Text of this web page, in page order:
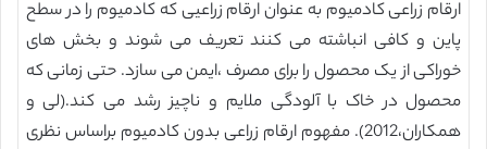
ارقام زراعی کادمیوم به عنوان ارقام زراعیی که کادمیوم را در سطح
پاین و کافی انباشته می کنند تعریف می شوند و بخش های
خوراکی از یک محصول را برای مصرف ،ایمن می سازد. حتی زمانی که
محصول در خاک با آلودگی ملایم و ناچیز رشد می کند.(لی و
همکاران،2012). مفهوم ارقام زراعی بدون کادمیوم براساس نظری